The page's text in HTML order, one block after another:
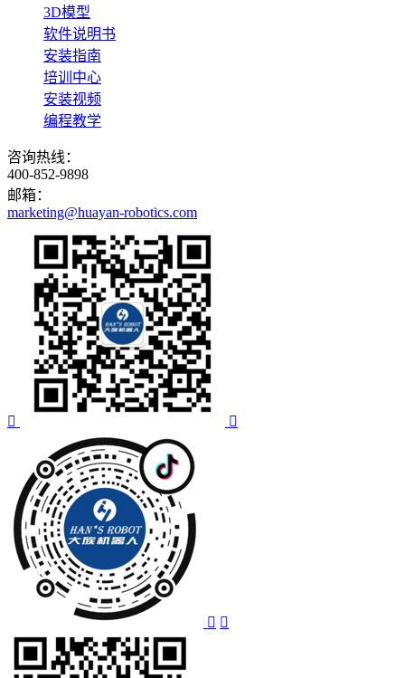
3D模型
软件说明书
安装指南
培训中心
安装视频
编程教学
咨询热线：
400-852-9898
邮箱：
marketing@huayan-robotics.com